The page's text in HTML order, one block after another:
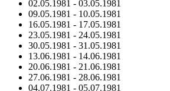
02.05.1981 - 03.05.1981
09.05.1981 - 10.05.1981
16.05.1981 - 17.05.1981
23.05.1981 - 24.05.1981
30.05.1981 - 31.05.1981
13.06.1981 - 14.06.1981
20.06.1981 - 21.06.1981
27.06.1981 - 28.06.1981
04.07.1981 - 05.07.1981